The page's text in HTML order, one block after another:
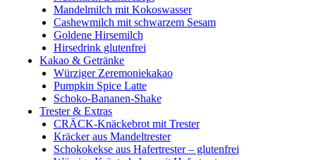
Mandelmilch mit Kokoswasser
Cashewmilch mit schwarzem Sesam
Goldene Hirsemilch
Hirsedrink glutenfrei
Kakao & Getränke
Würziger Zeremoniekakao
Pumpkin Spice Latte
Schoko-Bananen-Shake
Trester & Extras
CRÄCK-Knäckebrot mit Trester
Kräcker aus Mandeltrester
Schokokekse aus Hafertrester – glutenfrei